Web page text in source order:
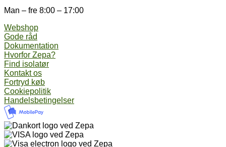
Man – fre 8:00 – 17:00
Webshop
Gode råd
Dokumentation
Hvorfor Zepa?
Find isolatør
Kontakt os
Fortryd køb
Cookiepolitik
Handelsbetingelser